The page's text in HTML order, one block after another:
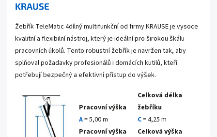
KRAUSE
Žebřík TeleMatic 4dílný multifunkční od firmy KRAUSE je vysoce
kvalitní a flexibilní nástroj, který je ideální pro širokou škálu
pracovních úkolů. Tento robustní žebřík je navržen tak, aby
splňoval požadavky profesionálů i domácích kutilů, kteří
potřebují bezpečný a efektivní přístup do výšek.
Pracovní výška
A= 5,00 m
Pracovní výška
Celková délka
žebříku
C= 4,25 m
Celková výška